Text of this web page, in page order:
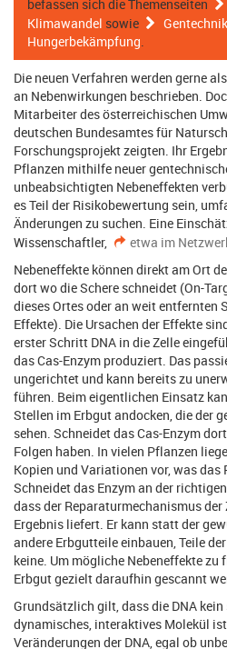
befassen sich die Themenseiten
Klimawandel sowie
Hungerbekämpfung.
Die neuen Verfahren werden gerne
an Nebenwirkungen beschrieben.
Mitarbeiter des österreichischen
deutschen Bundesamtes für
Forschungsprojekt zeigten. Ihr
Pflanzen mithilfe neuer
unbeabsichtigten Nebeneffekten
es Teil der Risikobewertung sein,
Änderungen zu suchen. Eine
Wissenschaftler,
etwa im
Nebeneffekte können direkt am Ort
dort wo die Schere schneidet (On-
dieses Ortes oder an weit entfernten
Effekte). Die Ursachen der Effekte
erster Schritt DNA in die Zelle
das Cas-Enzym produziert. Das
ungerichtet und kann bereits zu
führen. Beim eigentlichen Einsatz
Stellen im Erbgut andocken, die der
sehen. Schneidet das Cas-Enzym
Folgen haben. In vielen Pflanzen
Kopien und Variationen vor, was
Schneidet das Enzym an der
dass der Reparaturmechanismus
Ergebnis liefert. Er kann statt der
andere Erbgutteile einbauen, Teile
keine. Um mögliche Nebeneffekte zu
Erbgut gezielt daraufhin gescannt
Grundsätzlich gilt, dass die DNA
dynamisches, interaktives Molekül
Veränderungen der DNA, egal ob